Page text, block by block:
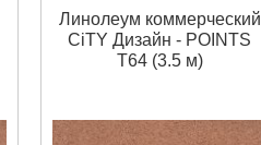
Линолеум коммерческий
CiTY Дизайн - POINTS
T64 (3.5 м)